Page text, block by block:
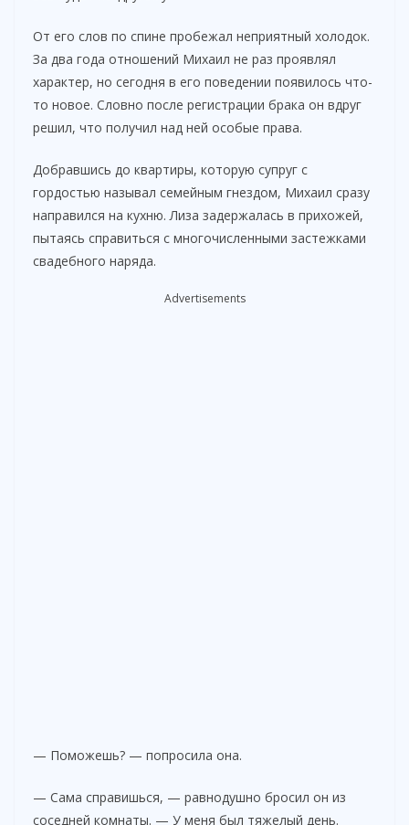
От его слов по спине пробежал неприятный холодок.
За два года отношений Михаил не раз проявлял
характер, но сегодня в его поведении появилось что-
то новое. Словно после регистрации брака он вдруг
решил, что получил над ней особые права.
Добравшись до квартиры, которую супруг с
гордостью называл семейным гнездом, Михаил сразу
направился на кухню. Лиза задержалась в прихожей,
пытаясь справиться с многочисленными застежками
свадебного наряда.
Advertisements
— Поможешь? — попросила она.
— Сама справишься, — равнодушно бросил он из
соседней комнаты. — У меня был тяжелый день.